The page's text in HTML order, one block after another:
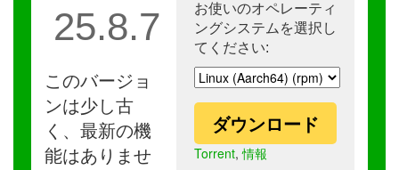
お使いのオペレーティ
ングシステムを選択し
てください:
ダウンロード
Torrent,情報
25.8.7
このバージョ
ンは少し古
く、最新の機
能はありませ